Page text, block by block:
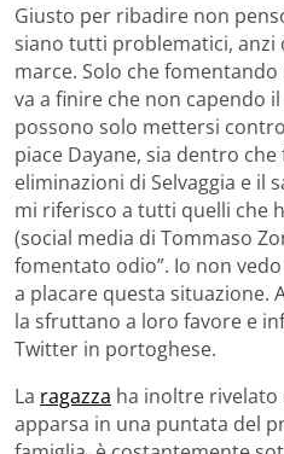
Giusto per ribadire non
siano tutti problematici, anzi
marce. Solo che
va a finire che non capendo
possono solo mettersi
piace Dayane, sia dentro
eliminazioni di Selvaggia e il
mi riferisco a tutti quelli che
(social media di Tommaso
fomentato odio”. Io non
a placare questa situazione.
la sfruttano a loro favore e
Twitter in portoghese.
La ragazza ha inoltre rivelato
apparsa in una puntata del